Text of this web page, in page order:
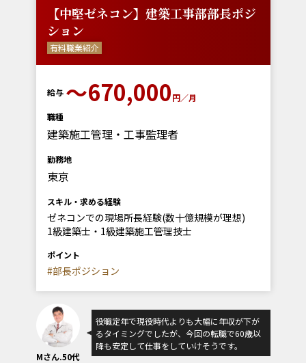
【中堅ゼネコン】建築工事部部長ポジ
ション
有料職業紹介
給与 〜670,000円／月
職種
建築施工管理・工事監理者
勤務地
東京
スキル・求める経験
ゼネコンでの現場所長経験(数十億規模が理想)
1級建築士・1級建築施工管理技士
ポイント
#部長ポジション
Mさん.50代
役職定年で現役時代よりも大幅に年収が下が
るタイミングでしたが、今回の転職で60歳以
降も安定して仕事をしていけそうです。